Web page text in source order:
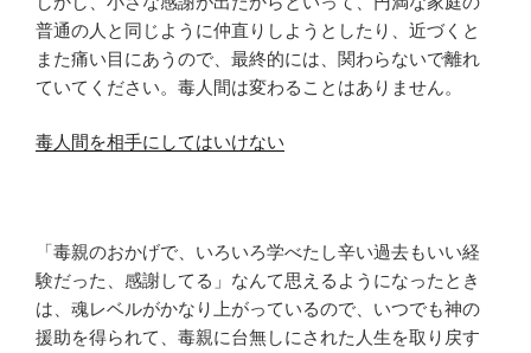
普通の人と同じように仲直りしようとしたり、近づくと
また痛い目にあうので、最終的には、関わらないで離れ
ていてください。毒人間は変わることはありません。
毒人間を相手にしてはいけない
「毒親のおかげで、いろいろ学べたし辛い過去もいい経
験だった、感謝してる」なんて思えるようになったとき
は、魂レベルがかなり上がっているので、いつでも神の
援助を得られて、毒親に台無しにされた人生を取り戻す